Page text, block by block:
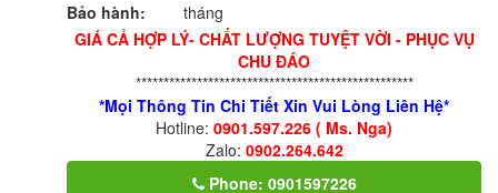
dựa
trên
đánh
Bảo hành:
tháng
GIÁ CẢ HỢP LÝ- CHẤT LƯỢNG TUYỆT VỜI - PHỤC VỤ
CHU ĐÁO
**************************************************
*Mọi Thông Tin Chi Tiết Xin Vui Lòng Liên Hệ*
Hotline: 0901.597.226 ( Ms. Nga)
Zalo: 0902.264.642
Phone: 0901597226